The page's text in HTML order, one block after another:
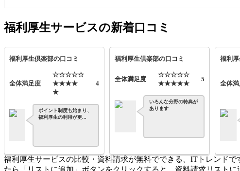
福利厚生サービスの新着口コミ
福利厚生倶楽部の口コミ
全体満足度
☆☆☆☆☆
★★★★
★
4
ポイント制度も始まり、
福利厚生の利用が更...
福利厚生倶楽部の口コミ
全体満足度
☆☆☆☆☆
★★★★★
5
いろんな分野の特典が
あります
福利
全体
福利厚生サービスの比較・資料請求が無料でできる、ITトレンド
たら「リストに追加」ボタンをクリックすると、資料請求リスト